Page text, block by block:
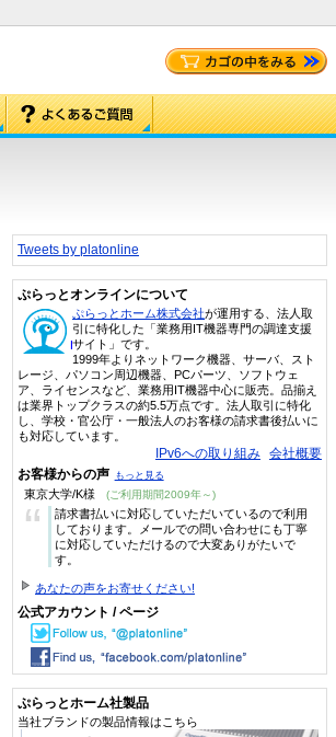
Tweets by platonline
ぷらっとオンラインについて
ぷらっとホーム株式会社が運用する、法人取
引に特化した「業務用IT機器専門の調達支援
サイト」です。
1999年よりネットワーク機器、サーバ、スト
レージ、パソコン周辺機器、PCパーツ、ソフトウェ
ア、ライセンスなど、業務用IT機器中心に販売。品揃え
は業界トップクラスの約5.5万点です。法人取引に特化
し、学校・官公庁・一般法人のお客様の請求書後払いに
も対応しています。
IPv6への取り組み 会社概要
お客様からの声 もっと見る
東京大学/K様 (ご利用期間2009年～)
“
請求書払いに対応していただいているので利用
しております。メールでの問い合わせにも丁寧
に対応していただけるので大変ありがたいで
す。
あなたの声をお寄せください!
公式アカウント / ページ
ぷらっとホーム社製品
当社ブランドの製品情報はこちら